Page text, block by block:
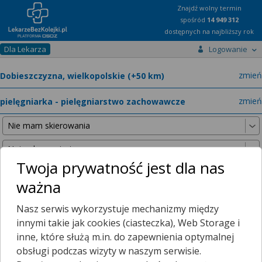
Znajdź wolny termin
spośród 14 949 312
dostępnych na najbliższy rok
Dla Lekarza Logowanie
zmień
zmień
Nie znaleźliśmy żadnych lekarzy w promieniu25 km , dlatego
zwiększyliśmy promień wyszukiwania do
50 km
Twoja prywatność jest dla nas
ważna
Nasz serwis wykorzystuje mechanizmy między
innymi takie jak cookies (ciasteczka), Web Storage i
inne, które służą m.in. do zapewnienia optymalnej
obsługi podczas wizyty w naszym serwisie.